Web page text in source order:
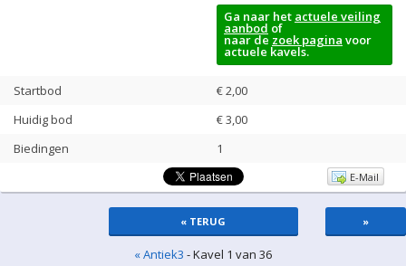
Ga naar het actuele veiling
aanbod of
naar de zoek pagina voor
actuele kavels.
Startbod
€ 2,00
Huidig bod
€3,00
Biedingen
1
E-Mail
« TERUG »
« Antiek3 - Kavel 1 van 36